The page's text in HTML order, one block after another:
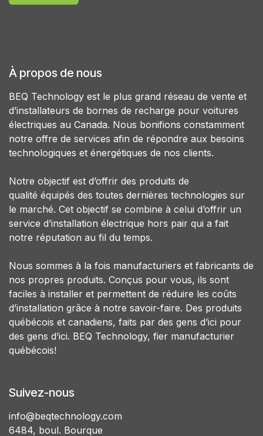
À propos de nous
BEQ Technology est le plus grand réseau de vente et
d’installateurs de bornes de recharge pour voitures
électriques au Canada. Nous bonifions constamment
notre offre de services afin de répondre aux besoins
technologiques et énergétiques de nos clients.
Notre objectif est d’offrir des produits de
qualité équipés des toutes dernières technologies sur
le marché. Cet objectif se combine à celui d’offrir un
service d’installation électrique hors pair qui a fait
notre réputation au fil du temps.
Nous sommes à la fois manufacturiers et fabricants de
nos propres produits. Conçus pour vous, ils sont
faciles à installer et permettent de réduire les coûts
d’installation grâce à notre savoir-faire. Des produits
québécois et canadiens, faits par des gens d’ici pour
des gens d’ici. BEQ Technology, fier manufacturier
québécois!
Suivez-nous
info@beqtechnology.com
6484, boul. Bourque